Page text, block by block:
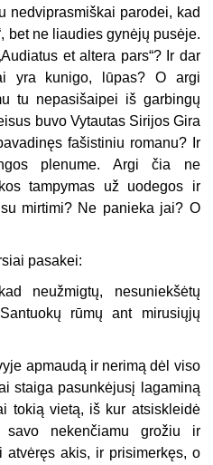
nedviprasmiškai parodei, kad
bet ne liaudies gynėjų pusėje.
et altera pars“? Ir dar
yra kunigo, lūpas? O argi
tu nepasišaipei iš garbingų
buvo Vytautas Sirijos Gira
fašistiniu romanu? Ir
plenume. Argi čia ne
tampymas už uodegos ir
mirtimi? Ne panieka jai? O
pasakei:
neužmigtų, nesuniekšėtų
rūmų ant mirusiųjų
apmaudą ir nerimą dėl viso
staiga pasunkėjusį lagaminą
tokią vietą, iš kur atsiskleidė
nekenčiamu grožiu ir
akis, ir prisimerkęs, o